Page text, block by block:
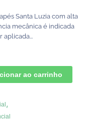
Santa Luzia com alta
mecânica é indicada
aplicada...
ao carrinho
,